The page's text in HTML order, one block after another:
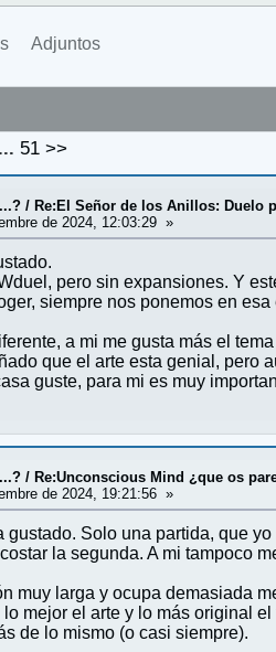
Adjuntos
... 51 >>
/ Re:El Señor de los Anillos: Duelo
de 2024, 12:03:29 »
pero sin expansiones. Y
siempre nos ponemos en
a mi me gusta más el
que el arte esta genial, pero
guste, para mi es muy
/ Re:Unconscious Mind ¿que os
de 2024, 19:21:56 »
gustado. Solo una partida, que
la segunda. A mi tampoco
muy larga y ocupa demasiada
lo mejor el arte y lo más original
de lo mismo (o casi siempre).